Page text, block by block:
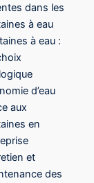
dans les
à eau
à eau :
d’eau
aux
en
et
des